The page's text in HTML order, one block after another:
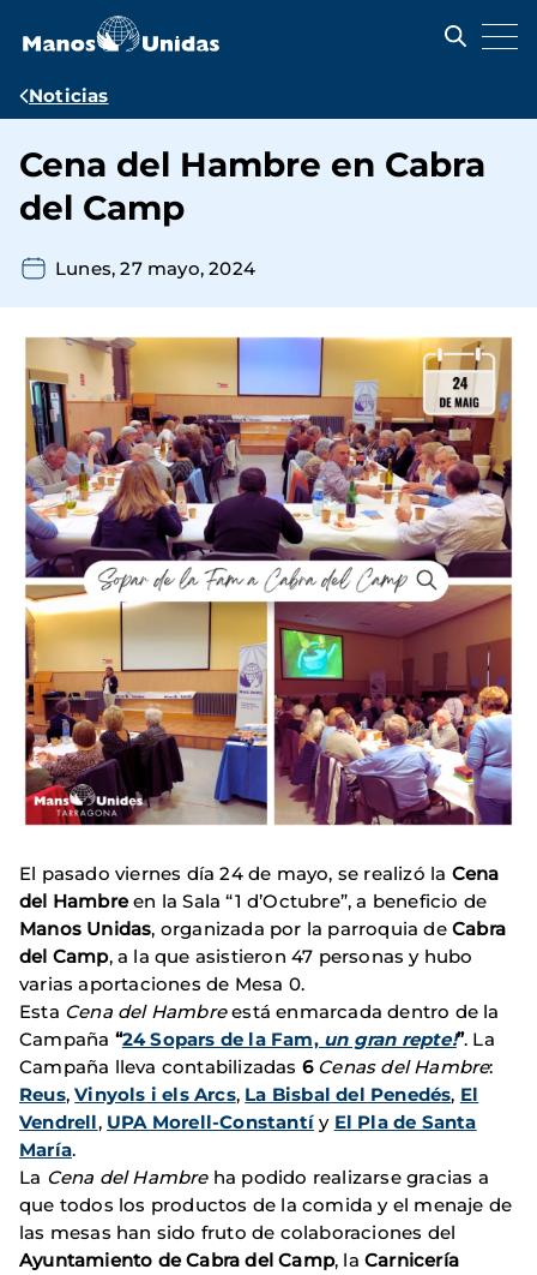
contenido
Ruta
navegación
Noticias
Cena del Hambre en Cabra
del Camp
Lunes, 27 mayo, 2024
El pasado viernes día 24 de mayo, se realizó la Cena
del Hambreen la Sala “1 d’Octubre”, a beneficio de
Manos Unidas, organizada por la parroquia deCabra
del Camp, a la que asistieron 47 personas y hubo
varias aportaciones de Mesa 0.
Esta Cena del Hambreestá enmarcada dentro de la
Campaña “24 Sopars de la Fam, un gran repte!”. La
Campaña lleva contabilizadas 6 Cenas del Hambre:
Reus,Vinyols i els Arcs, La Bisbal del Penedés, El
Vendrell, UPA Morell-Constantí y El Pla de Santa
María.
La Cena del Hambreha podido realizarse gracias a
que todos los productos de la comida y el menaje de
las mesas han sido fruto de colaboraciones del
Ayuntamiento de Cabra del Camp, la Carnicería